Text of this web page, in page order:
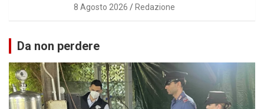
8 Agosto 2026 Redazione
Da non perdere